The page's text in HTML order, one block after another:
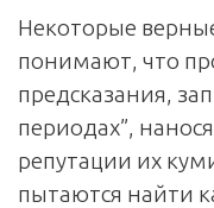
Некоторые
понимают, что
предсказания,
периодах”,
репутации их
пытаются найти